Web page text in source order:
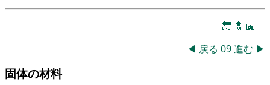
🔚 🔝 📖
◀ 戻る 09進む ▶
固体の材料